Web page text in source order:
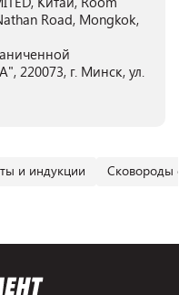
Road, Mongkok,
220073, г. Минск, ул.
и индукции Сковороды